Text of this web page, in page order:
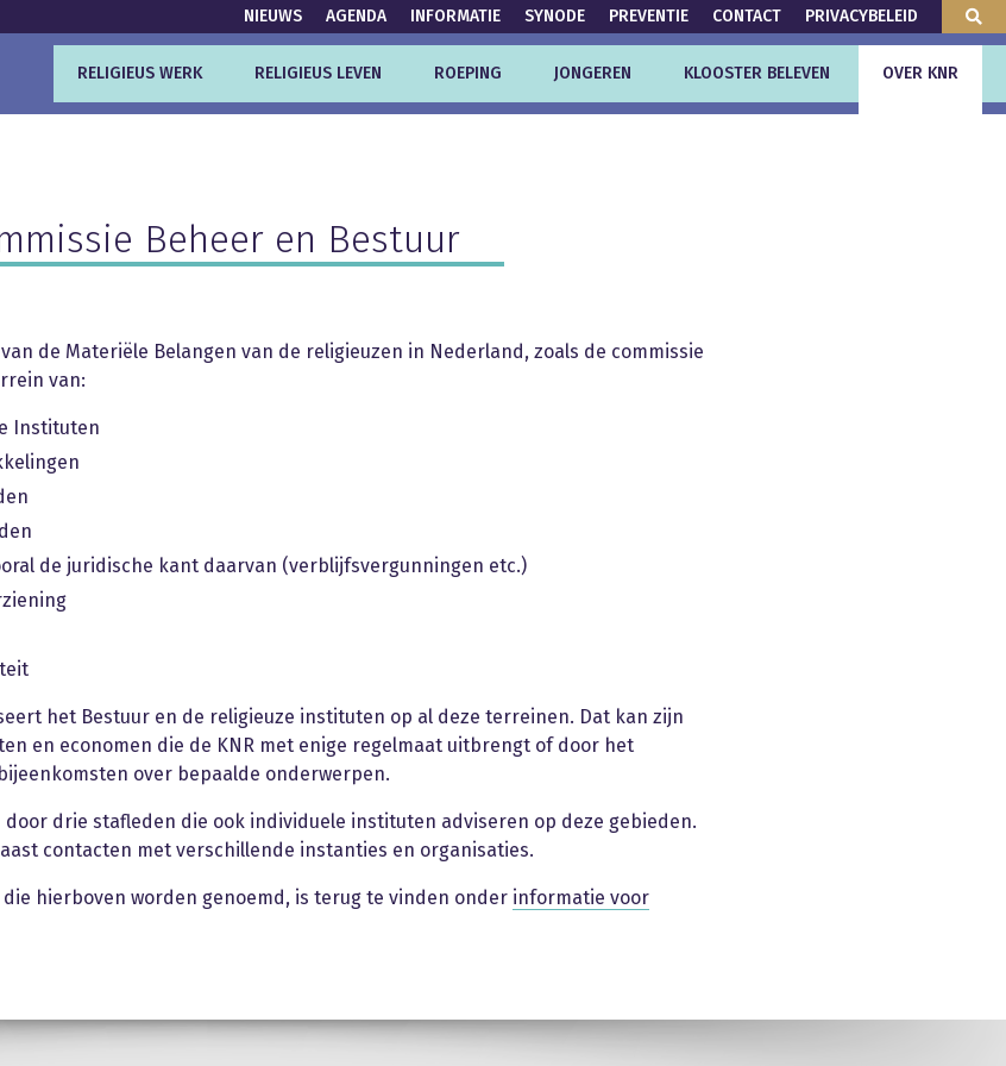
NIEUWS AGENDA INFORMATIE SYNODE PREVENTIE CONTACT PRIVACYBELEID
RELIGIEUS WERK RELIGIEUS LEVEN ROEPING JONGEREN KLOOSTER BELEVEN OVER KNR
Beheer en Bestuur
de Materiële Belangen van de religieuzen in Nederland, zoals de commissie
van:
Instituten
de juridische kant daarvan (verblijfsvergunningen etc.)
het Bestuur en de religieuze instituten op al deze terreinen. Dat kan zijn
en economen die de KNR met enige regelmaat uitbrengt of door het
over bepaalde onderwerpen.
drie stafleden die ook individuele instituten adviseren op deze gebieden.
contacten met verschillende instanties en organisaties.
hierboven worden genoemd, is terug te vinden onder informatie voor